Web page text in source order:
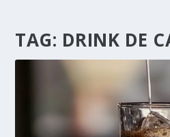
TAG: DRINK DE